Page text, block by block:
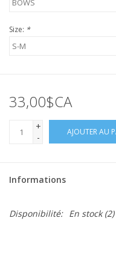
Size: *
33,00$CA
+
-
AJOUTER AU
Informations
Disponibilité: En stock(2)